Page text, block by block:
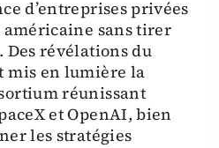
d’entreprises privées
sans tirer
Des révélations du
mis en lumière la
réunissant
et OpenAI, bien
les stratégies